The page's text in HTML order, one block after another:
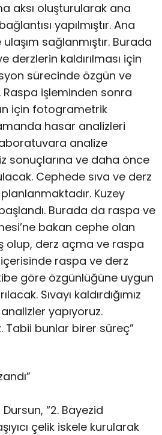
aksı oluşturularak ana
yapılmıştır. Ana
sağlanmıştır. Burada
derzlerin kaldırılması için
sürecinde özgün ve
Raspa işleminden sonra
için fotogrametrik
hasar analizleri
analize
sonuçlarına ve daha önce
Cephede sıva ve derz
Kuzey
Burada da raspa ve
bakan cephe olan
olup, derz açma ve raspa
raspa ve derz
göre özgünlüğüne uygun
Sıvayı kaldırdığımız
yapıyoruz.
Tabii bunlar birer süreç”
“2. Bayezid
çelik iskele kurularak